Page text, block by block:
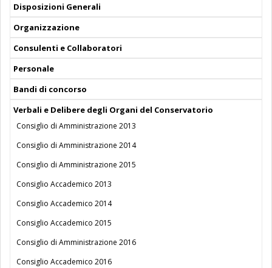
Disposizioni Generali
Organizzazione
Consulenti e Collaboratori
Personale
Bandi di concorso
Verbali e Delibere degli Organi del Conservatorio
Consiglio di Amministrazione 2013
Consiglio di Amministrazione 2014
Consiglio di Amministrazione 2015
Consiglio Accademico 2013
Consiglio Accademico 2014
Consiglio Accademico 2015
Consiglio di Amministrazione 2016
Consiglio Accademico 2016